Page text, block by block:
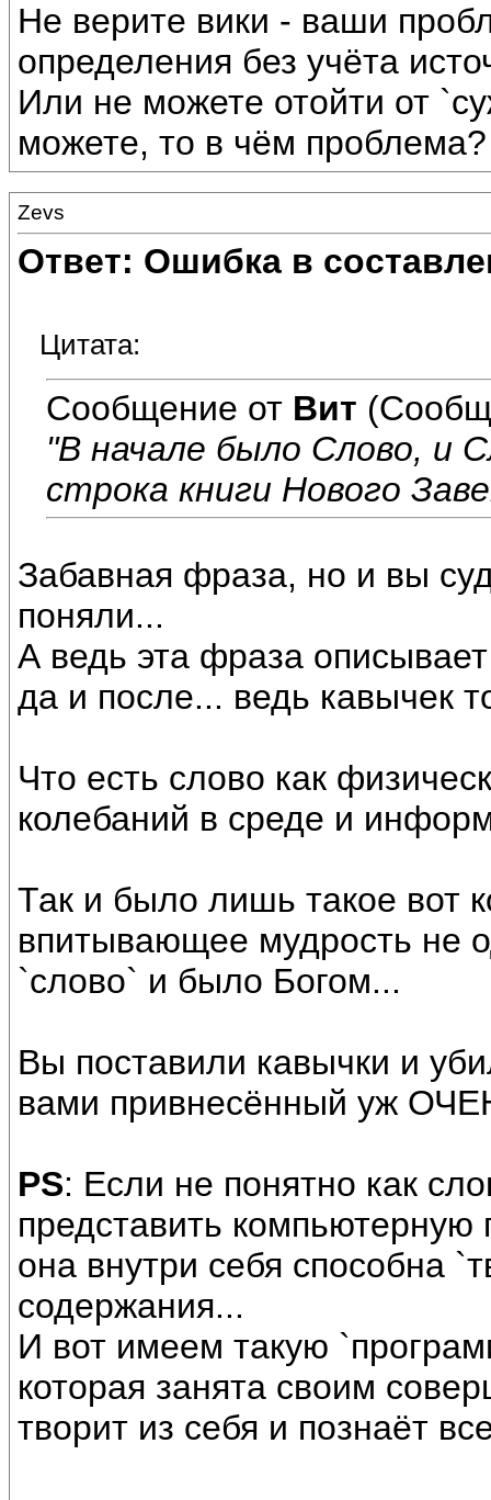
Не верите вики - ваши
определения без учёта
Или не можете отойти от
можете, то в чём проблема?
Zevs
Ответ: Ошибка в
Цитата:
Сообщение от Вит
"В начале было Слово, и
строка книги Нового
Забавная фраза, но и вы
поняли...
А ведь эта фраза
да и после... ведь кавычек
Что есть слово как
колебаний в среде и
Так и было лишь такое вот
впитывающее мудрость не
`слово` и было Богом...
Вы поставили кавычки и
вами привнесённый уж
PS: Если не понятно как
представить компьютерную
она внутри себя способна
содержания...
И вот имеем такую
которая занята своим
творит из себя и познаёт